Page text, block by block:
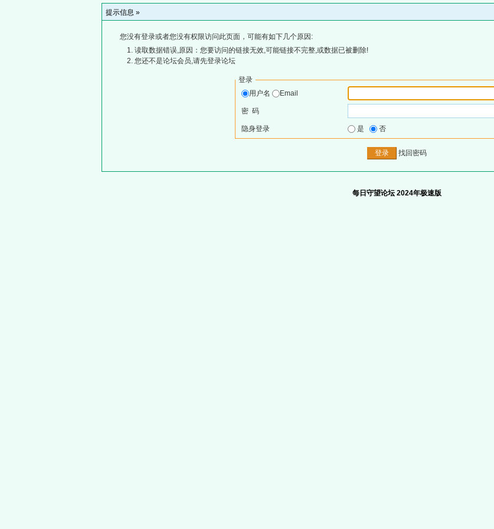
提示信息 »
您没有登录或者您没有权限访问此页面，可能有如下几个原因:
读取数据错误,原因：您要访问的链接无效,可能链接不完整,或数据已被删除!
您还不是论坛会员,请先登录论坛
登录
用户名
Email
密 码
隐身登录 是 否
找回密码
每日守望论坛 2024年极速版